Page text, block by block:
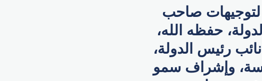
لتوجيهات صاحب
حفظه الله،
رئيس الدولة،
وإشراف سمو